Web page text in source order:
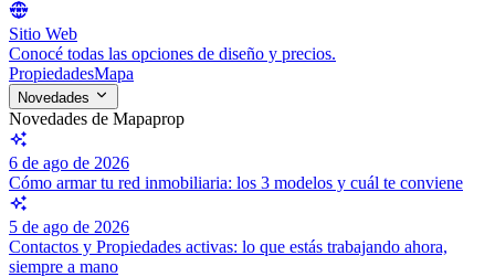
Sitio Web
Conocé todas las opciones de diseño y precios.
PropiedadesMapa
Novedades
Novedades de Mapaprop
6 de ago de 2026
Cómo armar tu red inmobiliaria: los 3 modelos y cuál te conviene
5 de ago de 2026
Contactos y Propiedades activas: lo que estás trabajando ahora,
siempre a mano